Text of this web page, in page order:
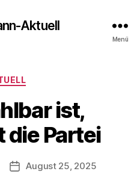
Aktuell
Menü
Kategorien
ist,
die Partei
Veröffentlichungsdatum
August 25, 2025